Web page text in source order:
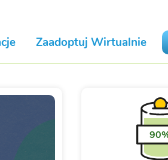
Zaadoptuj Wirtualnie